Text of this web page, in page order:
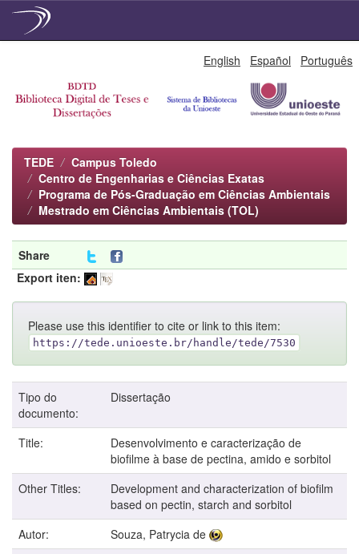
English Español Português
TEDE
Campus Toledo
Centro de Engenharias e Ciências Exatas
Programa de Pós-Graduação em Ciências Ambientais
Mestrado em Ciências Ambientais (TOL)
Share
Export iten:
Please use this identifier to cite or link to this item:
https://tede.unioeste.br/handle/tede/7530
Tipo do
documento:
Dissertação
Title:
Desenvolvimento e caracterização de
biofilme à base de pectina, amido e sorbitol
Other Titles:
Development and characterization of biofilm
based on pectin, starch and sorbitol
Autor:
Souza, Patrycia de